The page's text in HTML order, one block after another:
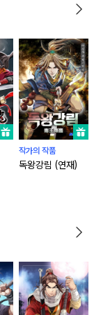
작가의 작품
독왕강림 (연재)